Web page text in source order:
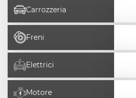
Carrozzeria
Freni
Elettrici
Motore